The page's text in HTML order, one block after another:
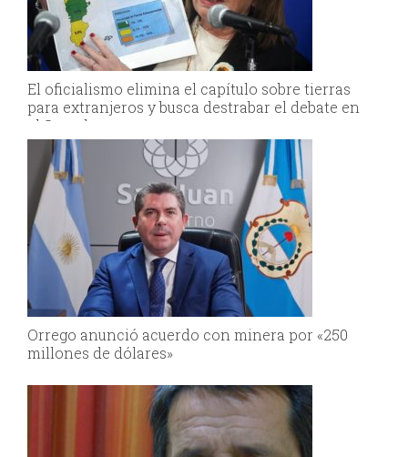
El oficialismo elimina el capítulo sobre tierras
para extranjeros y busca destrabar el debate en
el Senado
Orrego anunció acuerdo con minera por «250
millones de dólares»